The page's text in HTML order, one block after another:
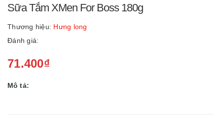
Sữa Tắm XMen For Boss 180g
Thương hiệu: Hưng long
Đánh giá:
71.400₫
Mô tả: